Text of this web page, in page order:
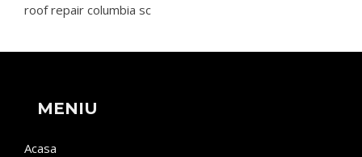
roof repair columbia sc
MENIU
Acasa